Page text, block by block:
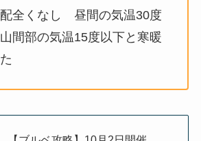
全くなし 昼間の気温30度
間部の気温15度以下と寒暖